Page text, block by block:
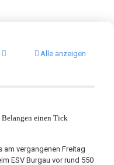
Alle anzeigen
einen Tick
am vergangenen Freitag
ESV Burgau vor rund 550